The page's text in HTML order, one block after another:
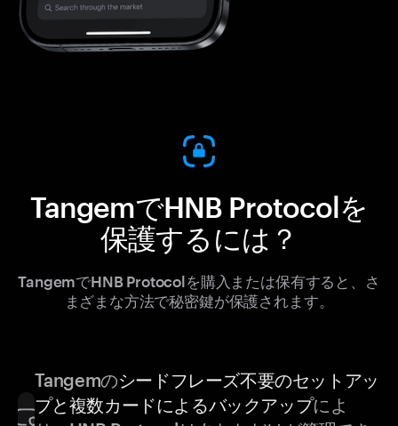
TangemでHNB Protocolを
保護するには？
TangemでHNB Protocolを購入または保有すると、さ
まざまな方法で秘密鍵が保護されます。
Tangemのシードフレーズ不要のセットアッ
プと複数カードによるバックアップによ